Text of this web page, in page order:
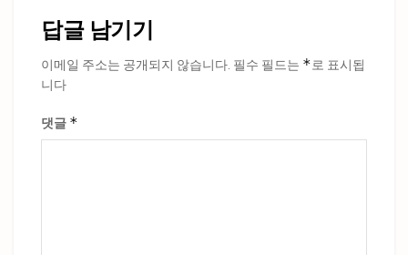
답글 남기기
이메일 주소는 공개되지 않습니다. 필수 필드는 *로 표시됩
니다
댓글 *